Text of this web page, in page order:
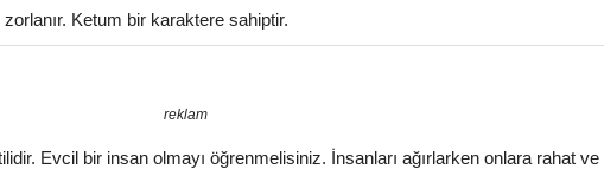
Ketum bir karaktere sahiptir.
reklam
Evcil bir insan olmayı öğrenmelisiniz. İnsanları ağırlarken onlara rahat ve